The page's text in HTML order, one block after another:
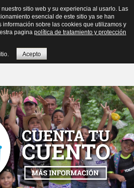
≡
sitio web y su experiencia al usarlo. Las
esencial de este sitio ya se han
información sobre las cookies que utilizamos y
pagina política de tratamiento y protección
Acepto